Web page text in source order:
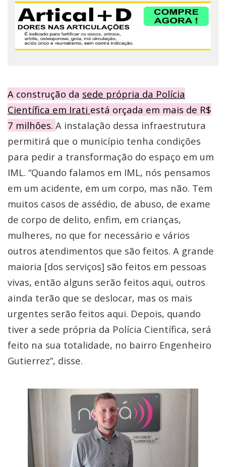
A construção da sede própria da Polícia
Científica em Irati está orçada em mais de R$
7 milhões. A instalação dessa infraestrutura
permitirá que o município tenha condições
para pedir a transformação do espaço em um
IML. “Quando falamos em IML, nós pensamos
em um acidente, em um corpo, mas não. Tem
muitos casos de assédio, de abuso, de exame
de corpo de delito, enfim, em crianças,
mulheres, no que for necessário e vários
outros atendimentos que são feitos. A grande
maioria [dos serviços] são feitos em pessoas
vivas, então alguns serão feitos aqui, outros
ainda terão que se deslocar, mas os mais
urgentes serão feitos aqui. Depois, quando
tiver a sede própria da Polícia Científica, será
feito na sua totalidade, no bairro Engenheiro
Gutierrez”, disse.